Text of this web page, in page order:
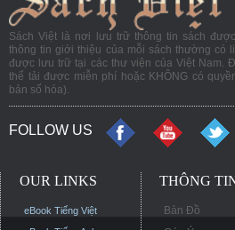
Sách Việt là nơi lưu trữ thông tin sách
thông tin giới thiệu của mỗi sách thường có
được lưu trữ tại các thư viện của Việt Nam.
thể tải được miễn phí hoặc KHÔNG có
bản số hóa).
FOLLOW US
OUR LINKS
eBook Tiếng Việt
THÔNG
Bản Đồ